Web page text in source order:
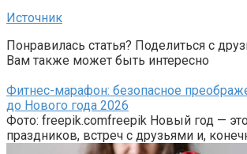
Источник
Понравилась статья? Поделиться с
Вам также может быть интересно
Фитнес-марафон: безопасное
до Нового года 2026
Фото: freepik.comfreepik Новый год —
праздников, встреч с друзьями и,